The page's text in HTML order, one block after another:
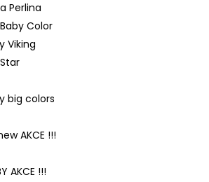
Perlina
Color
Viking
big colors
AKCE !!!
AKCE !!!